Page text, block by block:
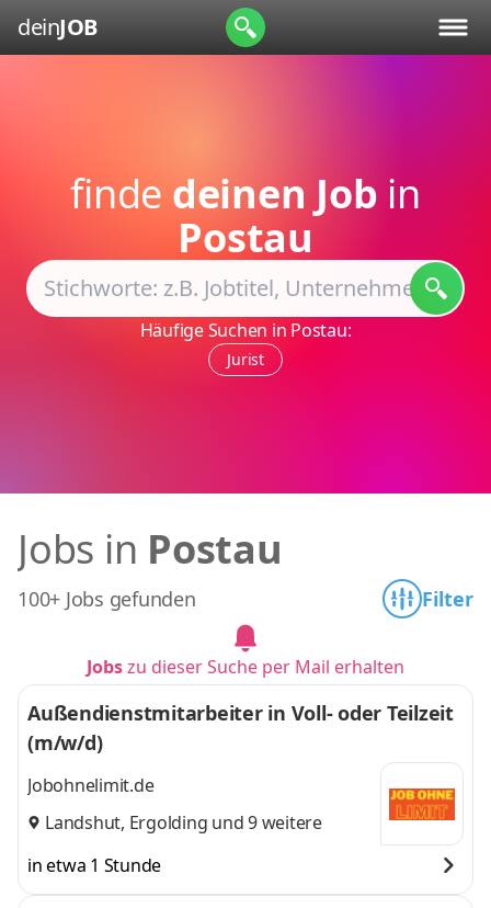
deinJOB
finde deinen Job in
Postau
Häufige Suchen in Postau:
Jurist
Jobs in Postau
100+ Jobs gefunden Filter
Jobszu dieser Suche per Mail erhalten
Außendienstmitarbeiter in Voll- oder Teilzeit
(m/w/d)
Jobohnelimit.de
Landshut, Ergolding und 9 weitere
in etwa 1 Stunde